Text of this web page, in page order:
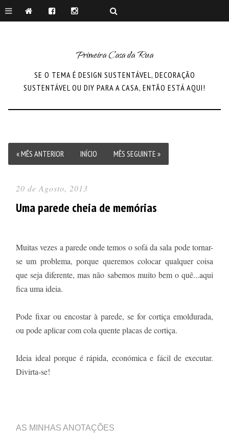
Primeira Casa da Rua
SE O TEMA É DESIGN SUSTENTÁVEL, DECORAÇÃO
SUSTENTÁVEL OU DIY PARA A CASA, ENTÃO ESTÁ AQUI!
« MÊS ANTERIOR INÍCIO MÊS SEGUINTE »
20 de Agosto, 2013
Uma parede cheia de memórias
Muitas vezes a parede onde temos o sofá da sala pode tornar-
se um problema, porque queremos colocar qualquer coisa
que seja diferente, mas não sabemos muito bem o quê...aqui
fica uma ideia.
Pode fixar ou encostar à parede, se for cortiça emoldurada,
ou pode aplicar com cola quente placas de cortiça.
Ideia ideal porque é rápida, económica e fácil de executar.
Divirta-se!
AS MINHAS ANOTAÇÕES